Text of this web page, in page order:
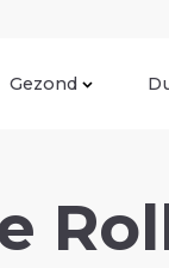
Gezond